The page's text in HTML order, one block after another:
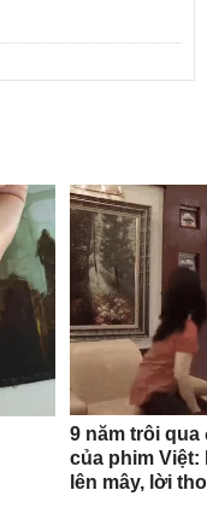
9 năm trôi qua
của phim
lên mây, lời